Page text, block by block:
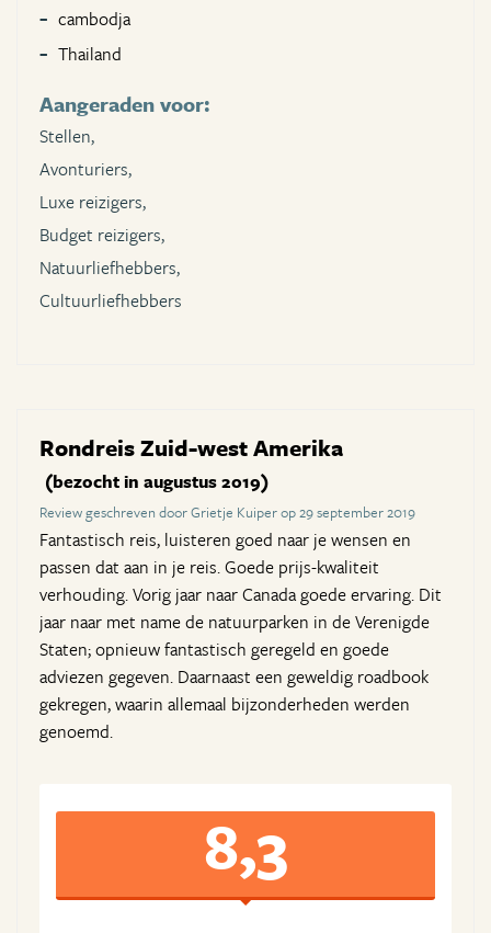
cambodja
Thailand
Aangeraden voor:
Stellen,
Avonturiers,
Luxe reizigers,
Budget reizigers,
Natuurliefhebbers,
Cultuurliefhebbers
Rondreis Zuid-west Amerika
(bezocht in augustus 2019)
Review geschreven door Grietje Kuiper op 29 september 2019
Fantastisch reis, luisteren goed naar je wensen en
passen dat aan in je reis. Goede prijs-kwaliteit
verhouding. Vorig jaar naar Canada goede ervaring. Dit
jaar naar met name de natuurparken in de Verenigde
Staten; opnieuw fantastisch geregeld en goede
adviezen gegeven. Daarnaast een geweldig roadbook
gekregen, waarin allemaal bijzonderheden werden
genoemd.
8,3